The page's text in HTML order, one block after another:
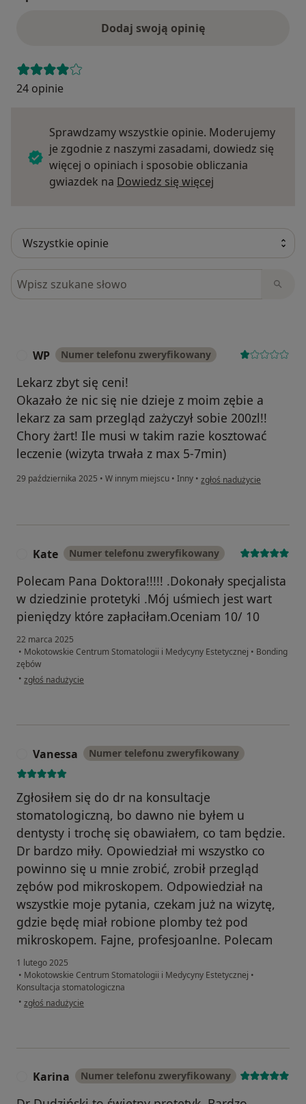
Dodaj swoją opinię
24 opinie
Sprawdzamy wszystkie opinie. Moderujemy
je zgodnie z naszymi zasadami, dowiedz się
więcej o opiniach i sposobie obliczania
gwiazdek na Dowiedz się więcej
Szukaj w opiniach
WP Numer telefonu zweryfikowany
Lekarz zbyt się ceni!
Okazało że nic się nie dzieje z moim zębie a
lekarz za sam przegląd zażyczył sobie 200zl!!
Chory żart! Ile musi w takim razie kosztować
leczenie (wizyta trwała z max 5-7min)
29 października 2025 • W innym miejscu • Inny • w opinii użytkownika WP
zgłoś nadużycie
Kate Numer telefonu zweryfikowany
Polecam Pana Doktora!!!!! .Dokonały specjalista
w dziedzinie protetyki .Mój uśmiech jest wart
pieniędzy które zapłaciłam.Oceniam 10/ 10
22 marca 2025
• Mokotowskie Centrum Stomatologii i Medycyny Estetycznej • Bonding
zębów
• w opinii użytkownika Kate
zgłoś nadużycie
Vanessa Numer telefonu zweryfikowany
Zgłosiłem się do dr na konsultacje
stomatologiczną, bo dawno nie byłem u
dentysty i trochę się obawiałem, co tam będzie.
Dr bardzo miły. Opowiedział mi wszystko co
powinno się u mnie zrobić, zrobił przegląd
zębów pod mikroskopem. Odpowiedział na
wszystkie moje pytania, czekam już na wizytę,
gdzie będę miał robione plomby też pod
mikroskopem. Fajne, profesjoanlne. Polecam
1 lutego 2025
• Mokotowskie Centrum Stomatologii i Medycyny Estetycznej •
Konsultacja stomatologiczna
• w opinii użytkownika Vanessa
zgłoś nadużycie
Karina Numer telefonu zweryfikowany